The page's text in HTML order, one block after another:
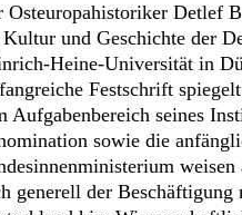
Osteuropahistoriker Detlef
und Geschichte der
Heine-Universität in
Festschrift
Aufgabenbereich seines
sowie die
generell der